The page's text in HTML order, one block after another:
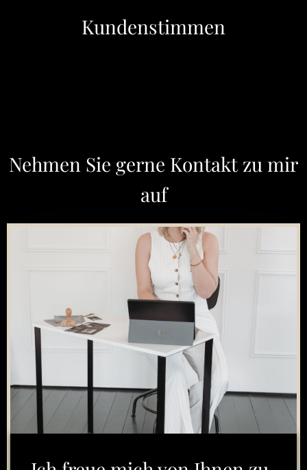
Kundenstimmen
Nehmen Sie gerne Kontakt zu mir
auf